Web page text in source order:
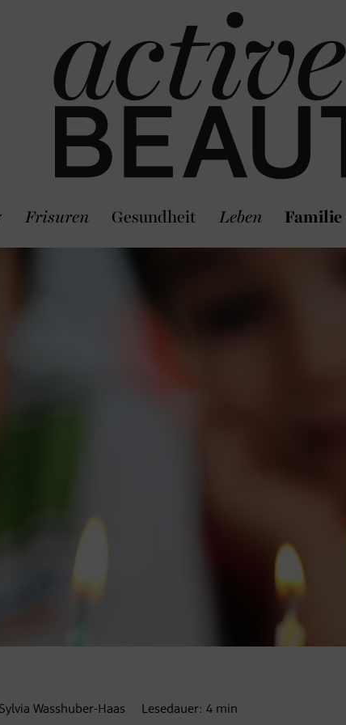
Frisuren Gesundheit Leben Familie
Wasshuber-Haas Lesedauer: 4 min